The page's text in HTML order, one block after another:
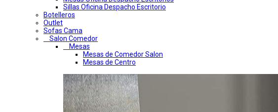
Sillas Oficina Despacho Escritorio
Botelleros
Outlet
Sofas Cama
Salon Comedor
Mesas
Mesas de Comedor Salon
Mesas de Centro